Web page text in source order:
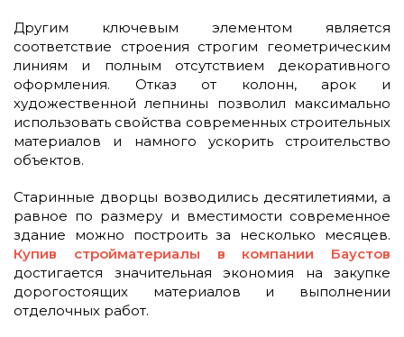
Другим ключевым элементом является
соответствие строения строгим геометрическим
линиям и полным отсутствием декоративного
оформления. Отказ от колонн, арок и
художественной лепнины позволил максимально
использовать свойства современных строительных
материалов и намного ускорить строительство
объектов.
Старинные дворцы возводились десятилетиями, а
равное по размеру и вместимости современное
здание можно построить за несколько месяцев.
Купив стройматериалы в компании Баустов
достигается значительная экономия на закупке
дорогостоящих материалов и выполнении
отделочных работ.